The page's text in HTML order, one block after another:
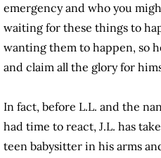
emergency and who you
waiting for these things to
wanting them to happen, so
and claim all the glory for
In fact, before L.L. and the
had time to react, J.L. has
teen babysitter in his arms